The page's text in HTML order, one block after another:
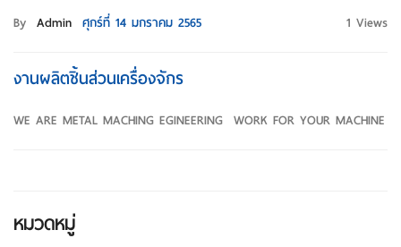
By Admin ศุกร์ที่ 14 มกราคม 2565 1 Views
งานผลิตชิ้นส่วนเครื่องจักร
WE ARE METAL MACHING EGINEERING WORK FOR YOUR MACHINE
หมวดหมู่